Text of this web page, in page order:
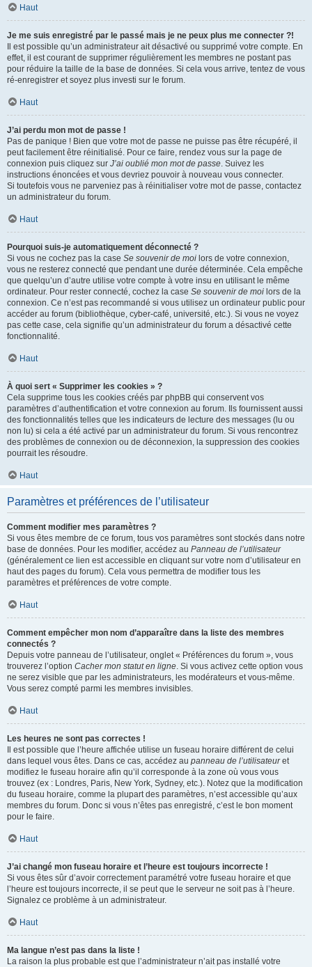
Haut
Je me suis enregistré par le passé mais je ne peux plus me connecter ?!
Il est possible qu’un administrateur ait désactivé ou supprimé votre compte. En
effet, il est courant de supprimer régulièrement les membres ne postant pas
pour réduire la taille de la base de données. Si cela vous arrive, tentez de vous
ré-enregistrer et soyez plus investi sur le forum.
Haut
J’ai perdu mon mot de passe !
Pas de panique ! Bien que votre mot de passe ne puisse pas être récupéré, il
peut facilement être réinitialisé. Pour ce faire, rendez vous sur la page de
connexion puis cliquez sur J’ai oublié mon mot de passe. Suivez les
instructions énoncées et vous devriez pouvoir à nouveau vous connecter.
Si toutefois vous ne parveniez pas à réinitialiser votre mot de passe, contactez
un administrateur du forum.
Haut
Pourquoi suis-je automatiquement déconnecté ?
Si vous ne cochez pas la case Se souvenir de moi lors de votre connexion,
vous ne resterez connecté que pendant une durée déterminée. Cela empêche
que quelqu’un d’autre utilise votre compte à votre insu en utilisant le même
ordinateur. Pour rester connecté, cochez la case Se souvenir de moi lors de la
connexion. Ce n’est pas recommandé si vous utilisez un ordinateur public pour
accéder au forum (bibliothèque, cyber-café, université, etc.). Si vous ne voyez
pas cette case, cela signifie qu’un administrateur du forum a désactivé cette
fonctionnalité.
Haut
À quoi sert « Supprimer les cookies » ?
Cela supprime tous les cookies créés par phpBB qui conservent vos
paramètres d’authentification et votre connexion au forum. Ils fournissent aussi
des fonctionnalités telles que les indicateurs de lecture des messages (lu ou
non lu) si cela a été activé par un administrateur du forum. Si vous rencontrez
des problèmes de connexion ou de déconnexion, la suppression des cookies
pourrait les résoudre.
Haut
Paramètres et préférences de l’utilisateur
Comment modifier mes paramètres ?
Si vous êtes membre de ce forum, tous vos paramètres sont stockés dans notre
base de données. Pour les modifier, accédez au Panneau de l’utilisateur
(généralement ce lien est accessible en cliquant sur votre nom d’utilisateur en
haut des pages du forum). Cela vous permettra de modifier tous les
paramètres et préférences de votre compte.
Haut
Comment empêcher mon nom d’apparaître dans la liste des membres
connectés ?
Depuis votre panneau de l’utilisateur, onglet « Préférences du forum », vous
trouverez l’option Cacher mon statut en ligne. Si vous activez cette option vous
ne serez visible que par les administrateurs, les modérateurs et vous-même.
Vous serez compté parmi les membres invisibles.
Haut
Les heures ne sont pas correctes !
Il est possible que l’heure affichée utilise un fuseau horaire différent de celui
dans lequel vous êtes. Dans ce cas, accédez au panneau de l’utilisateuret
modifiez le fuseau horaire afin qu’il corresponde à la zone où vous vous
trouvez (ex : Londres, Paris, New York, Sydney, etc.). Notez que la modification
du fuseau horaire, comme la plupart des paramètres, n’est accessible qu’aux
membres du forum. Donc si vous n’êtes pas enregistré, c’est le bon moment
pour le faire.
Haut
J’ai changé mon fuseau horaire et l’heure est toujours incorrecte !
Si vous êtes sûr d’avoir correctement paramétré votre fuseau horaire et que
l’heure est toujours incorrecte, il se peut que le serveur ne soit pas à l’heure.
Signalez ce problème à un administrateur.
Haut
Ma langue n’est pas dans la liste !
La raison la plus probable est que l’administrateur n’ait pas installé votre